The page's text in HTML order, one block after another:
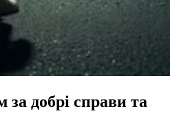
добрі справи та